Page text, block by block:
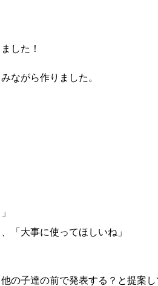
した！
ながら作りました。
「大事に使ってほしいね」
の子達の前で発表する？と提案し